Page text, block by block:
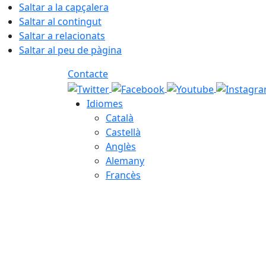
Saltar a la capçalera
Saltar al contingut
Saltar a relacionats
Saltar al peu de pàgina
Contacte
Idiomes
Català
Castellà
Anglès
Alemany
Francès